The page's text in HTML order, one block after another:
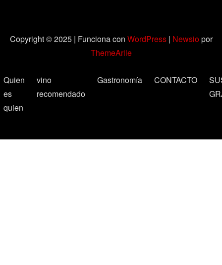
Copyright © 2025 | Funciona con WordPress | Newsiopor
ThemeArile
Quien
es
quien
vino
recomendado
Gastronomía CONTACTO